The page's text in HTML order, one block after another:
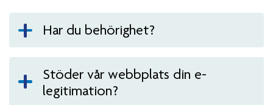
Har du behörighet?
Stöder vår webbplats din e-
legitimation?